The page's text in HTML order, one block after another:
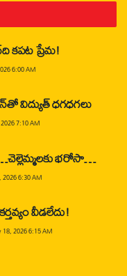
కపట ప్రేమ!
6:00 AM
విద్యుత్ ధగధగలు
7:10 AM
భరోసా…
6:30 AM
వీడలేదు!
18, 2026 6:15 AM